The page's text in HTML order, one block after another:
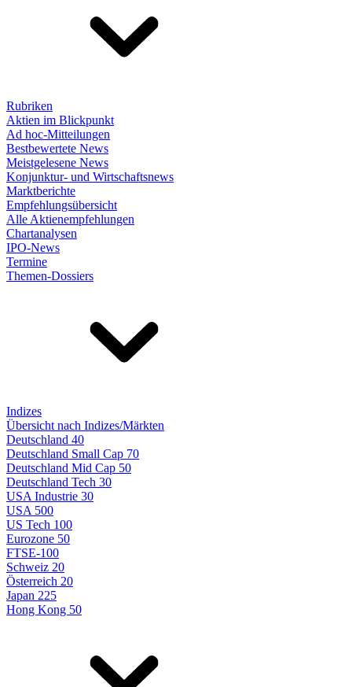
Rubriken
Aktien im Blickpunkt
Ad hoc-Mitteilungen
Bestbewertete News
Meistgelesene News
Konjunktur- und Wirtschaftsnews
Marktberichte
Empfehlungsübersicht
Alle Aktienempfehlungen
Chartanalysen
IPO-News
Termine
Themen-Dossiers
Indizes
Übersicht nach Indizes/Märkten
Deutschland 40
Deutschland Small Cap 70
Deutschland Mid Cap 50
Deutschland Tech 30
USA Industrie 30
USA 500
US Tech 100
Eurozone 50
FTSE-100
Schweiz 20
Österreich 20
Japan 225
Hong Kong 50